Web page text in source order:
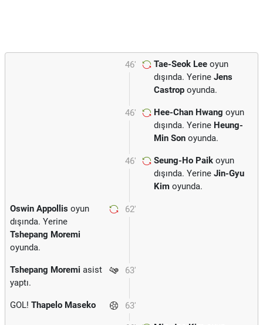
46' Tae-Seok Lee oyun
dışında. Yerine Jens
Castrop oyunda.
46' Hee-Chan Hwang oyun
dışında. Yerine Heung-
Min Son oyunda.
46' Seung-Ho Paik oyun
dışında. Yerine Jin-Gyu
Kim oyunda.
62'
Oswin Appollis oyun
dışında. Yerine
Tshepang Moremi
oyunda.
63'
Tshepang Moremi asist
yaptı.
63'
GOL! Thapelo Maseko